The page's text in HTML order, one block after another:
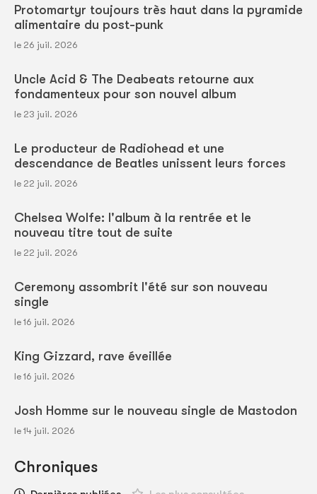
Protomartyr toujours très haut dans la pyramide
alimentaire du post-punk
le 26 juil. 2026
Uncle Acid & The Deabeats retourne aux
fondamenteux pour son nouvel album
le 23 juil. 2026
Le producteur de Radiohead et une
descendance de Beatles unissent leurs forces
le 22 juil. 2026
Chelsea Wolfe: l'album à la rentrée et le
nouveau titre tout de suite
le 22 juil. 2026
Ceremony assombrit l'été sur son nouveau
single
le 16 juil. 2026
King Gizzard, rave éveillée
le 16 juil. 2026
Josh Homme sur le nouveau single de Mastodon
le 14 juil. 2026
Chroniques